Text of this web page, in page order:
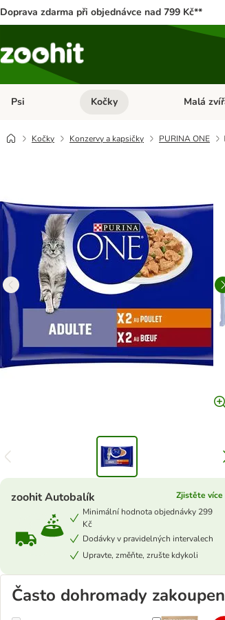
Doprava zdarma při objednávce nad 799 Kč**
Psi Otevřít menu: Psi
Kočky Otevřít
Malá
Kočky Konzervy a kapsičky PURINA ONE
zoohit Autobalík
Zjistěte více
Minimální hodnota objednávky 299
Kč
Dodávky v pravidelných intervalech
Upravte, změňte, zrušte kdykoli
Často dohromady